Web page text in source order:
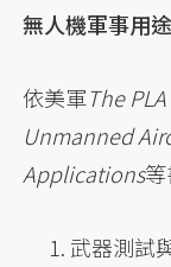
無人機軍事用
依美軍The
Unmanned
Applications
武器測試